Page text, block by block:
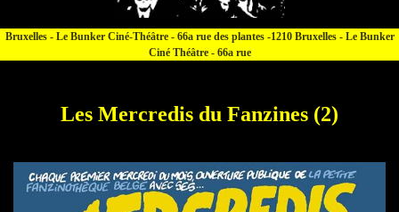
Bruxelles - Le Bunker Ciné-Théâtre - 66a rue des plantes -1210 Bruxelles - Le Bunker
Ciné Théâtre - 66a rue
Les Mercredis du Fanzines (2)